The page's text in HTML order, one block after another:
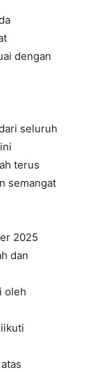
dengan
seluruh
terus
semangat
2025
dan
oleh